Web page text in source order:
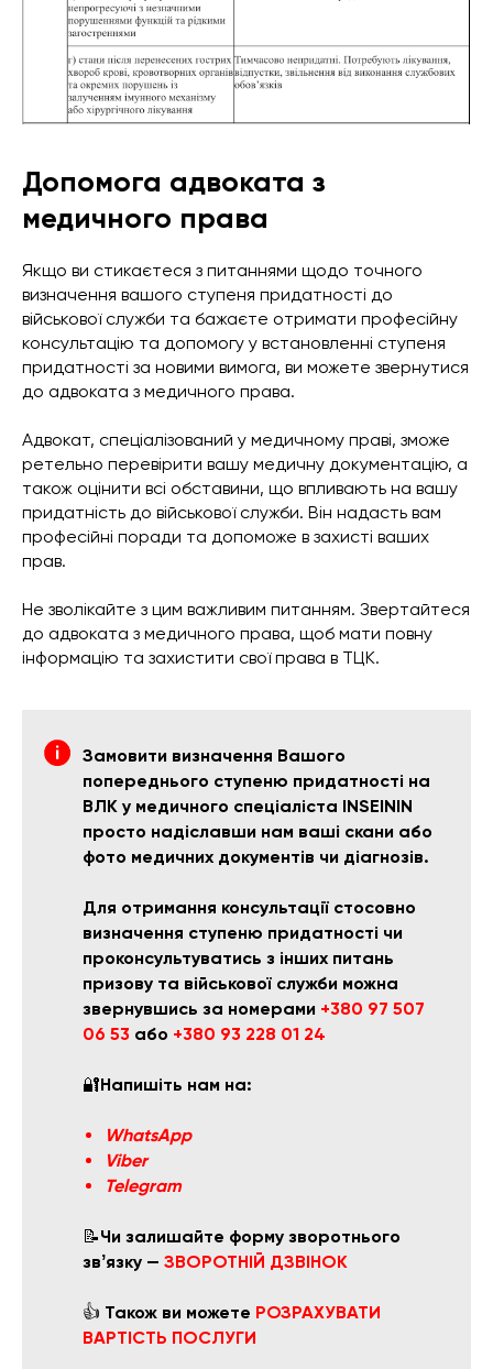
Допомога адвоката з
медичного права
Якщо ви стикаєтеся з питаннями щодо точного
визначення вашого ступеня придатності до
військової служби та бажаєте отримати професійну
консультацію та допомогу у встановленні ступеня
придатності за новими вимога, ви можете звернутися
до адвоката з медичного права.
Адвокат, спеціалізований у медичному праві, зможе
ретельно перевірити вашу медичну документацію, а
також оцінити всі обставини, що впливають на вашу
придатність до військової служби. Він надасть вам
професійні поради та допоможе в захисті ваших
прав.
Не зволікайте з цим важливим питанням. Звертайтеся
до адвоката з медичного права, щоб мати повну
інформацію та захистити свої права в ТЦК.
Замовити визначення Вашого
попереднього ступеню придатності на
ВЛК у медичного спеціаліста INSEININ
просто надіславши нам ваші скани або
фото медичних документів чи діагнозів.
Для отримання консультації стосовно
визначення ступеню придатності чи
проконсультуватись з інших питань
призову та військової служби можна
звернувшись за номерами +380 97 507
06 53 або +380 93 228 01 24
🔐Напишіть нам на:
WhatsApp
Viber
Telegram
📝Чи залишайте форму зворотнього
звʼязку — ЗВОРОТНІЙ ДЗВІНОК
👍 Також ви можете РОЗРАХУВАТИ
ВАРТІСТЬ ПОСЛУГИ